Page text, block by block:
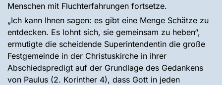
Menschen mit Fluchterfahrungen fortsetze.
„Ich kann Ihnen sagen: es gibt eine Menge Schätze zu
entdecken. Es lohnt sich, sie gemeinsam zu heben“,
ermutigte die scheidende Superintendentin die große
Festgemeinde in der Christuskirche in ihrer
Abschiedspredigt auf der Grundlage des Gedankens
von Paulus (2. Korinther 4), dass Gott in jeden